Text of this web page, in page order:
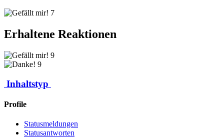
7
Erhaltene Reaktionen
9
9
Inhaltstyp
Profile
Statusmeldungen
Statusantworten